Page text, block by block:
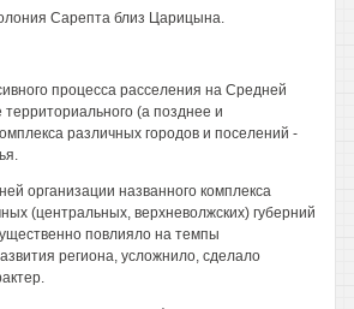
Сарепта близ Царицына.
процесса расселения на Средней
территориального (а позднее и
различных городов и поселений -
организации названного комплекса
(центральных, верхневолжских) губерний
повлияло на темпы
региона, усложнило, сделало